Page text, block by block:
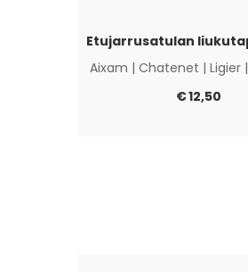
Aixam | Chatenet | Ligier|
€12,50